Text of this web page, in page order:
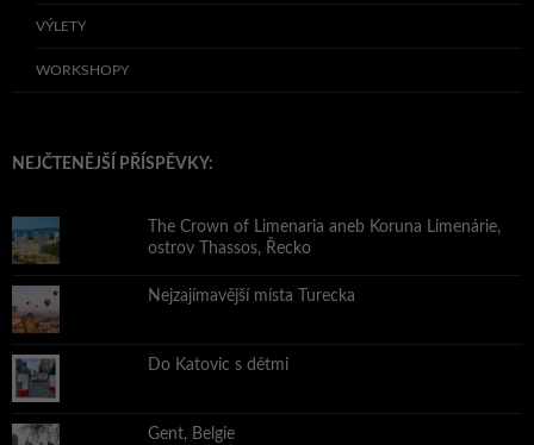
VÝLETY
WORKSHOPY
NEJČTENĚJŠÍ PŘÍSPĚVKY:
The Crown of Limenaria aneb Koruna Limenárie,
ostrov Thassos, Řecko
Nejzajímavější místa Turecka
Do Katovic s dětmi
Gent, Belgie